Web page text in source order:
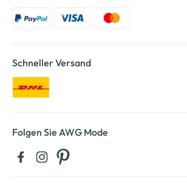
Schneller Versand
Folgen Sie AWG Mode